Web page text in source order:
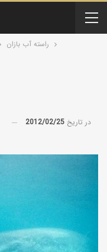
راسته آب بازان
در تاریخ 2012/02/25